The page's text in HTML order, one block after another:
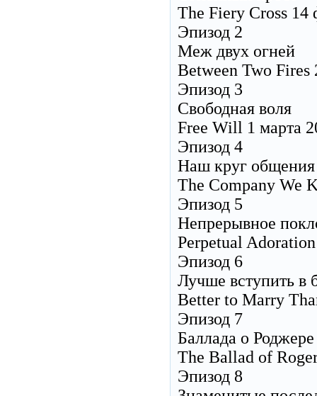
The Fiery Cross 14
Эпизод 2
Меж двух огней
Between Two Fires
Эпизод 3
Свободная воля
Free Will 1 марта
Эпизод 4
Наш круг общения
The Company We
Эпизод 5
Непрерывное
Perpetual
Эпизод 6
Лучше вступить в
Better to Marry
Эпизод 7
Баллада о
The Ballad of
Эпизод 8